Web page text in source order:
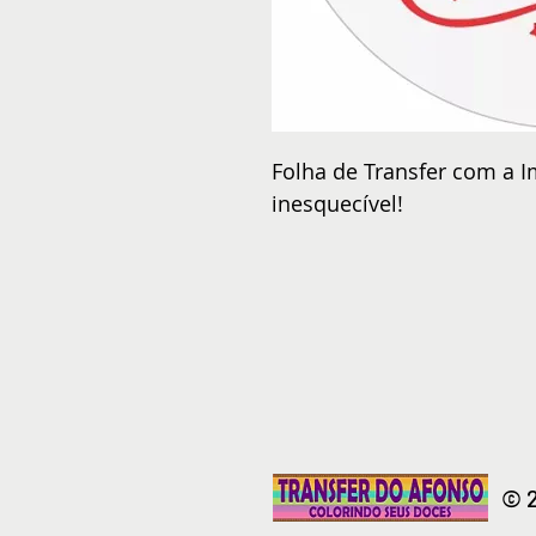
Folha de Transfer com a
inesquecível!
©